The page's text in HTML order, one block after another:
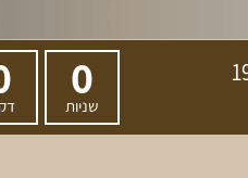
0
שניות